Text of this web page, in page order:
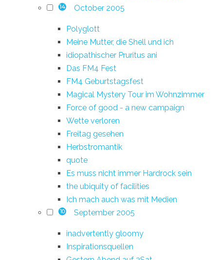
14 October 2005
Polyglott
Meine Mutter, die Shell und ich
idiopathischer Pruritus ani
Das FM4 Fest
FM4 Geburtstagsfest
Magical Mystery Tour im Wohnzimmer
Force of good - a new campaign
Wette verloren
Freitag gesehen
Herbstromantik
quote
Es muss nicht immer Hardrock sein
the ubiquity of facilities
Ich mach auch was mit Medien
10 September 2005
inadvertently gloomy
Inspirationsquellen